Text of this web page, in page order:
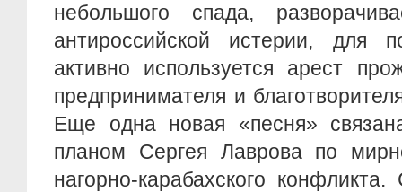
небольшого спада,
антироссийской истерии, для
активно используется арест
предпринимателя и
Еще одна новая «песня»
планом Сергея Лаврова по
нагорно-карабахского